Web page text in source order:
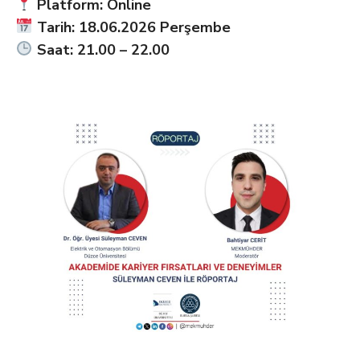
Platform: Online
Tarih: 18.06.2026 Perşembe
Saat: 21.00 – 22.00